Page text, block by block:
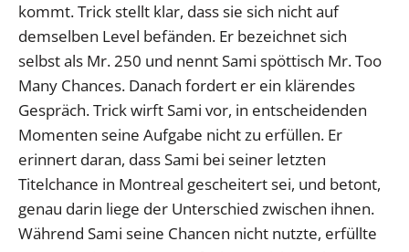
kommt. Trick stellt klar, dass sie sich nicht auf
demselben Level befänden. Er bezeichnet sich
selbst als Mr. 250 und nennt Sami spöttisch Mr. Too
Many Chances. Danach fordert er ein klärendes
Gespräch. Trick wirft Sami vor, in entscheidenden
Momenten seine Aufgabe nicht zu erfüllen. Er
erinnert daran, dass Sami bei seiner letzten
Titelchance in Montreal gescheitert sei, und betont,
genau darin liege der Unterschied zwischen ihnen.
Während Sami seine Chancen nicht nutzte, erfüllte